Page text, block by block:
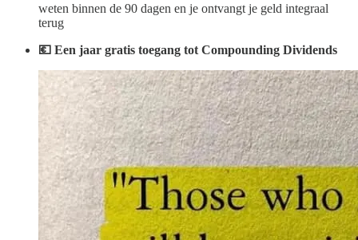
weten binnen de 90 dagen en je ontvangt je geld integraal
terug
💶 Een jaar gratis toegang tot Compounding Dividends